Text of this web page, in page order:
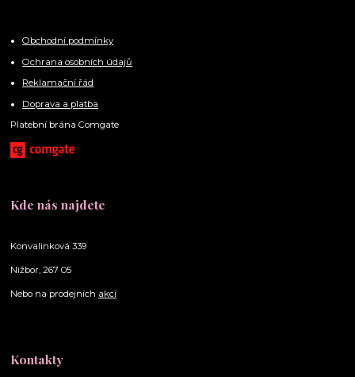
Obchodní podmínky
Ochrana osobních údajů
Reklamační řád
Doprava a platba
Platební brána Comgate
Kde nás najdete
Konvalinková 339
Nižbor, 267 05
Nebo na prodejních akcí
Kontakty